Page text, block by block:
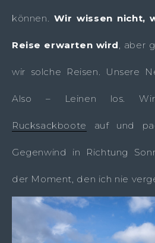
können. Wir wissen nicht,
Reise erwarten wird , aber
wir solche Reisen. Unsere
Also – Leinen los. Wir
Rucksackboote auf und
Gegenwind in Richtung
der Moment, den ich nie